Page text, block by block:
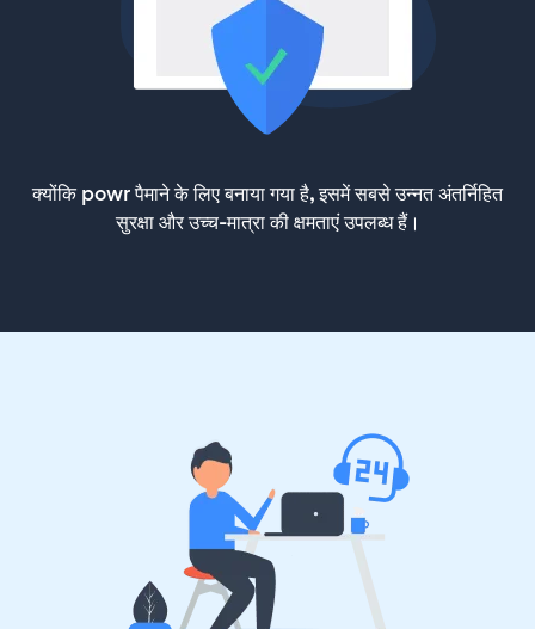
क्योंकि powr पैमाने के लिए बनाया गया है, इसमें सबसे उन्नत अंतर्निहित
सुरक्षा और उच्च-मात्रा की क्षमताएं उपलब्ध हैं।